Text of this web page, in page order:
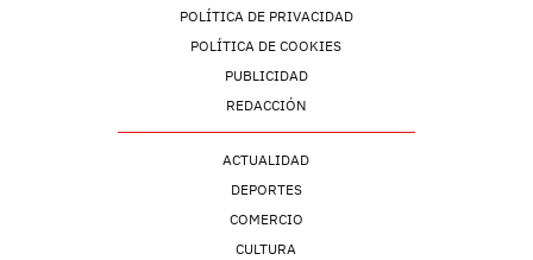
POLÍTICA DE PRIVACIDAD
POLÍTICA DE COOKIES
PUBLICIDAD
REDACCIÓN
ACTUALIDAD
DEPORTES
COMERCIO
CULTURA